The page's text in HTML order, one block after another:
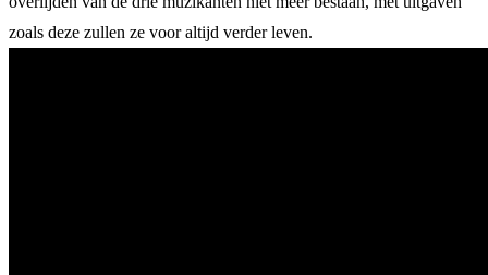
zoals deze zullen ze voor altijd verder leven.